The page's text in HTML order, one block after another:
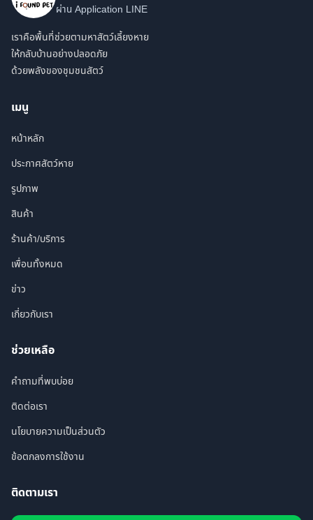
ผ่าน Application LINE
เราคือพื้นที่ช่วยตามหาสัตว์เลี้ยงหาย
ให้กลับบ้านอย่างปลอดภัย
ด้วยพลังของชุมชนสัตว์
เมนู
หน้าหลัก
ประกาศสัตว์หาย
รูปภาพ
สินค้า
ร้านค้า/บริการ
เพื่อนทั้งหมด
ข่าว
เกี่ยวกับเรา
ช่วยเหลือ
คำถามที่พบบ่อย
ติดต่อเรา
นโยบายความเป็นส่วนตัว
ข้อตกลงการใช้งาน
ติดตามเรา